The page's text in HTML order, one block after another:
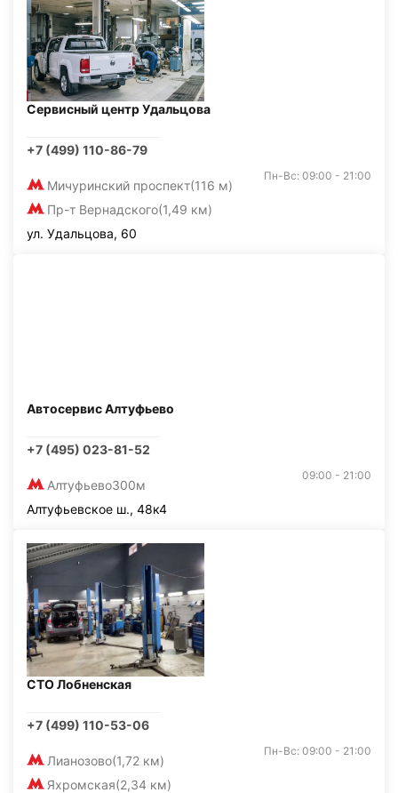
Сервисный центр Удальцова
+7 (499) 110-86-79
Мичуринский проспект(116 м)
Пр-т Вернадского(1,49 км)
Пн-Вс: 09:00 - 21:00
ул. Удальцова, 60
Автосервис Алтуфьево
+7 (495) 023-81-52
Алтуфьево300м
09:00 - 21:00
Алтуфьевское ш., 48к4
СТО Лобненская
+7 (499) 110-53-06
Лианозово(1,72 км)
Яхромская(2,34 км)
Пн-Вс: 09:00 - 21:00